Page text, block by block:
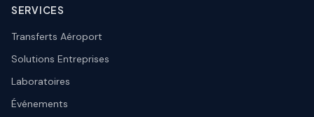
SERVICES
Transferts Aéroport
Solutions Entreprises
Laboratoires
Événements